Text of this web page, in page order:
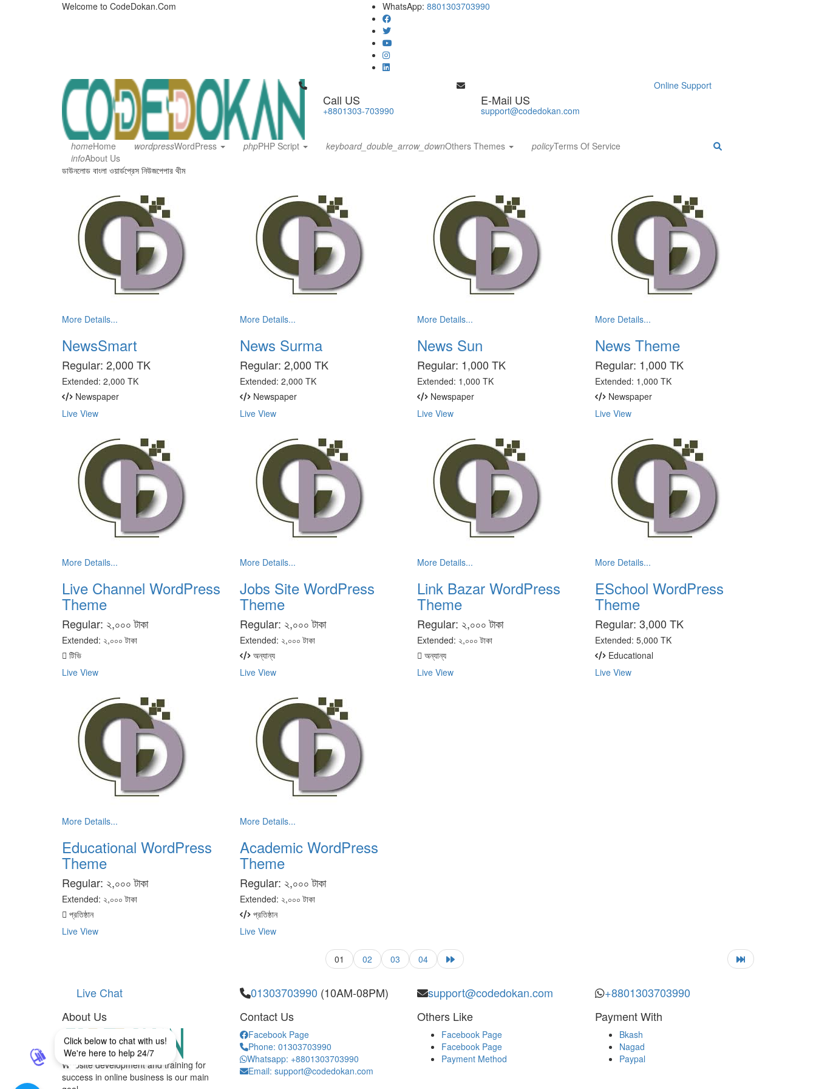
Welcome to CodeDokan.Com WhatsApp: 8801303703990
Call US
+8801303-703990
E-Mail US
support@codedokan.com
Online Support
homeHome wordpressWordPress phpPHP Script keyboard_double_arrow_downOthers Themes policyTerms Of Service
infoAbout Us
ডাউনলোড বাংলা ওয়ার্ডপ্রেস নিউজপেপার থীম
More Details...
NewsSmart
Regular: 2,000 TK
Extended: 2,000 TK
Newspaper
Live View
More Details...
News Surma
Regular: 2,000 TK
Extended: 2,000 TK
Newspaper
Live View
More Details...
News Sun
Regular: 1,000 TK
Extended: 1,000 TK
Newspaper
Live View
More Details...
News Theme
Regular: 1,000 TK
Extended: 1,000 TK
Newspaper
Live View
More Details...
Live Channel WordPress
Theme
Regular: ২,০০০ টাকা
Extended: ২,০০০ টাকা
টিভি
Live View
More Details...
Jobs Site WordPress
Theme
Regular: ২,০০০ টাকা
Extended: ২,০০০ টাকা
অন্যান্য
Live View
More Details...
Link Bazar WordPress
Theme
Regular: ২,০০০ টাকা
Extended: ২,০০০ টাকা
অন্যান্য
Live View
More Details...
ESchool WordPress
Theme
Regular: 3,000 TK
Extended: 5,000 TK
Educational
Live View
More Details...
Educational WordPress
Theme
Regular: ২,০০০ টাকা
Extended: ২,০০০ টাকা
প্রতিষ্ঠান
Live View
More Details...
Academic WordPress
Theme
Regular: ২,০০০ টাকা
Extended: ২,০০০ টাকা
প্রতিষ্ঠান
Live View
01 02 03 04
Live Chat 01303703990 (10AM-08PM) support@codedokan.com
+8801303703990
About Us
Website development and training for
success in online business is our main
Contact Us
Facebook Page
Phone: 01303703990
Whatsapp: +8801303703990
Email: support@codedokan.com
Others Like
Facebook Page
Facebook Page
Payment Method
Payment With
Bkash
Nagad
Paypal
Click below to chat with us!
We're here to help 24/7